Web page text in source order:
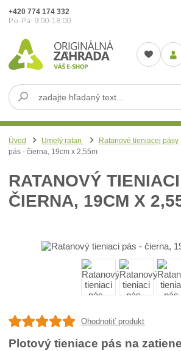
+420 774 174 332
Po-Pá: 9:00-18:00
Úvod Umelý ratan Ratanové tieniacej pásy
pás - čierna, 19cm x 2,55m
RATANOVÝ
ČIERNA, 19CM X
Ohodnotiť produkt
Plotový tieniace pás na